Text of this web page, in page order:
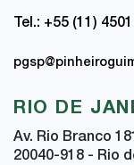
Tel.: +55 (11)
RIO DE
Av. Rio Branco
20040-918 - Rio